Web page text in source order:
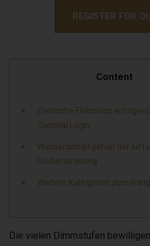
REGISTER FOR
Content
Exotische Fleischlos
Carnival Login
Wasserdampfgehalt der luft
Größenordnung
Weitere Kategorien zum
Die vielen Dimmstufen